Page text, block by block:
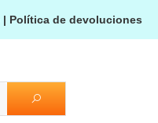
| Política de devoluciones